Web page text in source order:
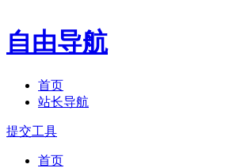
自由导航
首页
站长导航
提交工具
首页